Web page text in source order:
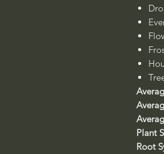
Plant
Root